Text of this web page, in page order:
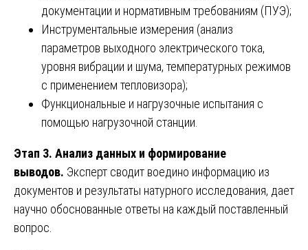
документации и нормативным требованиям (ПУЭ);
Инструментальные измерения (анализ
параметров выходного электрического тока,
уровня вибрации и шума, температурных режимов
с применением тепловизора);
Функциональные и нагрузочные испытания с
помощью нагрузочной станции.
Этап 3. Анализ данных и формирование
выводов. Эксперт сводит воедино информацию из
документов и результаты натурного исследования, дает
научно обоснованные ответы на каждый поставленный
вопрос.